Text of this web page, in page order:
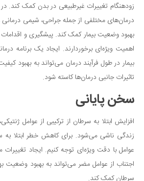
زودهنگام تغییرات غیرطبیعی در بدن کمک
درمان‌های مختلفی از جمله جراحی، شیمی درمانی
بهبود وضعیت بیمار کمک کند. پیشگیری و
اهمیت ویژه‌ای برخوردارند. ایجاد یک برنامه
بیمار در طول فرآیند درمان می‌تواند به بهبود
تاثیرات جانبی درمان‌ها کاسته شود.
سخن پایانی
افزایش ابتلا به سرطان از ترکیبی از عوامل
زندگی ناشی می‌شود. برای کاهش خطر ابتلا به
عوامل با دقت ویژه‌ای توجه کنیم. ایجاد
اجتناب از عوامل مضر می‌تواند به بهبود وضعیت
سرطان کمک کند.